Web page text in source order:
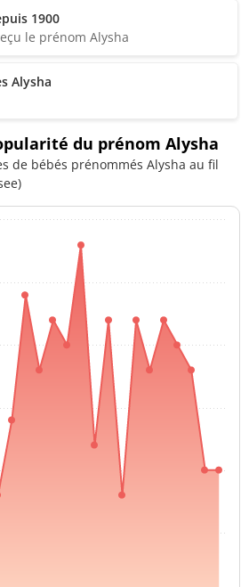
1900
le prénom Alysha
Alysha
du prénom Alysha
de bébés prénommés Alysha au fil